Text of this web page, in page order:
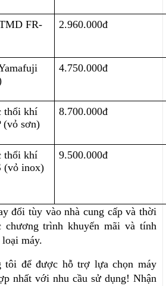
FR-
2.960.000đ
4.750.000đ
thổi khí
(vỏ sơn)
8.700.000đ
thổi khí
(vỏ inox)
9.500.000đ
đổi tùy vào nhà cung cấp và thời
chương trình khuyến mãi và tính
máy.
tôi để được hỗ trợ lựa chọn máy
nhất với nhu cầu sử dụng! Nhận